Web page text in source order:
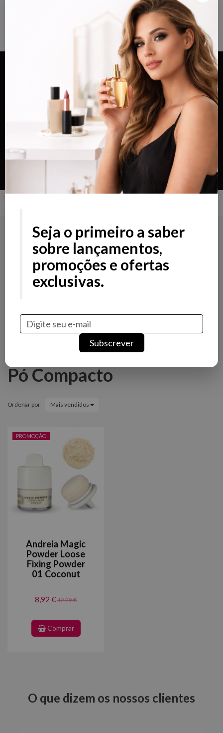
Envios grátis a partir de 100€ para Portugal e Continental e Península Espanhola
ou Levante e pague as suas encomendas nas nossas instalações em Almada
após realizar o seu pedido(indicar no final do pedido)
Preço
Stock
Novidade
Pó Compacto
Ordenar por Mais vendidos
PROMOÇÃO
Andreia Magic
Powder Loose
Fixing Powder
01 Coconut
8,92 € 12,99 €
Comprar
O que dizem os nossos clientes
Seja o primeiro a saber
sobre lançamentos,
promoções e ofertas
Subscrever